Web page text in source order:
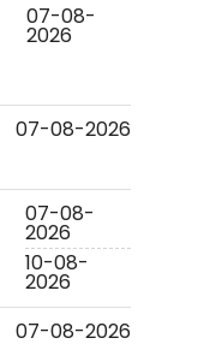
07-08-
2026
07-08-2026
07-08-
2026
10-08-
2026
07-08-2026